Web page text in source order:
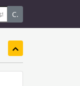
C.